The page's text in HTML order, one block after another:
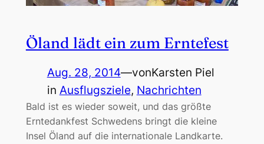
Öland lädt ein zum Erntefest
Aug. 28, 2014—vonKarsten Piel
in Ausflugsziele, Nachrichten
Bald ist es wieder soweit, und das größte
Erntedankfest Schwedens bringt die kleine
Insel Öland auf die internationale Landkarte.